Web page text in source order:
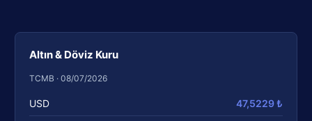
Altın & Döviz Kuru
TCMB · 08/07/2026
USD 47,5229 ₺